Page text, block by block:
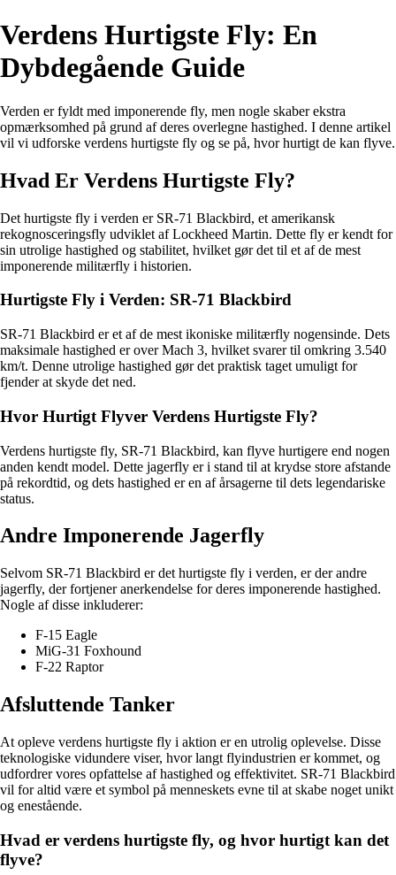
Verdens Hurtigste Fly: En
Dybdegående Guide
Verden er fyldt med imponerende fly, men nogle skaber ekstra
opmærksomhed på grund af deres overlegne hastighed. I denne artikel
vil vi udforske verdens hurtigste fly og se på, hvor hurtigt de kan flyve.
Hvad Er Verdens Hurtigste Fly?
Det hurtigste fly i verden er SR-71 Blackbird, et amerikansk
rekognosceringsfly udviklet af Lockheed Martin. Dette fly er kendt for
sin utrolige hastighed og stabilitet, hvilket gør det til et af de mest
imponerende militærfly i historien.
Hurtigste Fly i Verden: SR-71 Blackbird
SR-71 Blackbird er et af de mest ikoniske militærfly nogensinde. Dets
maksimale hastighed er over Mach 3, hvilket svarer til omkring 3.540
km/t. Denne utrolige hastighed gør det praktisk taget umuligt for
fjender at skyde det ned.
Hvor Hurtigt Flyver Verdens Hurtigste Fly?
Verdens hurtigste fly, SR-71 Blackbird, kan flyve hurtigere end nogen
anden kendt model. Dette jagerfly er i stand til at krydse store afstande
på rekordtid, og dets hastighed er en af årsagerne til dets legendariske
status.
Andre Imponerende Jagerfly
Selvom SR-71 Blackbird er det hurtigste fly i verden, er der andre
jagerfly, der fortjener anerkendelse for deres imponerende hastighed.
Nogle af disse inkluderer:
F-15 Eagle
MiG-31 Foxhound
F-22 Raptor
Afsluttende Tanker
At opleve verdens hurtigste fly i aktion er en utrolig oplevelse. Disse
teknologiske vidundere viser, hvor langt flyindustrien er kommet, og
udfordrer vores opfattelse af hastighed og effektivitet. SR-71 Blackbird
vil for altid være et symbol på menneskets evne til at skabe noget unikt
og enestående.
Hvad er verdens hurtigste fly, og hvor hurtigt kan det
flyve?